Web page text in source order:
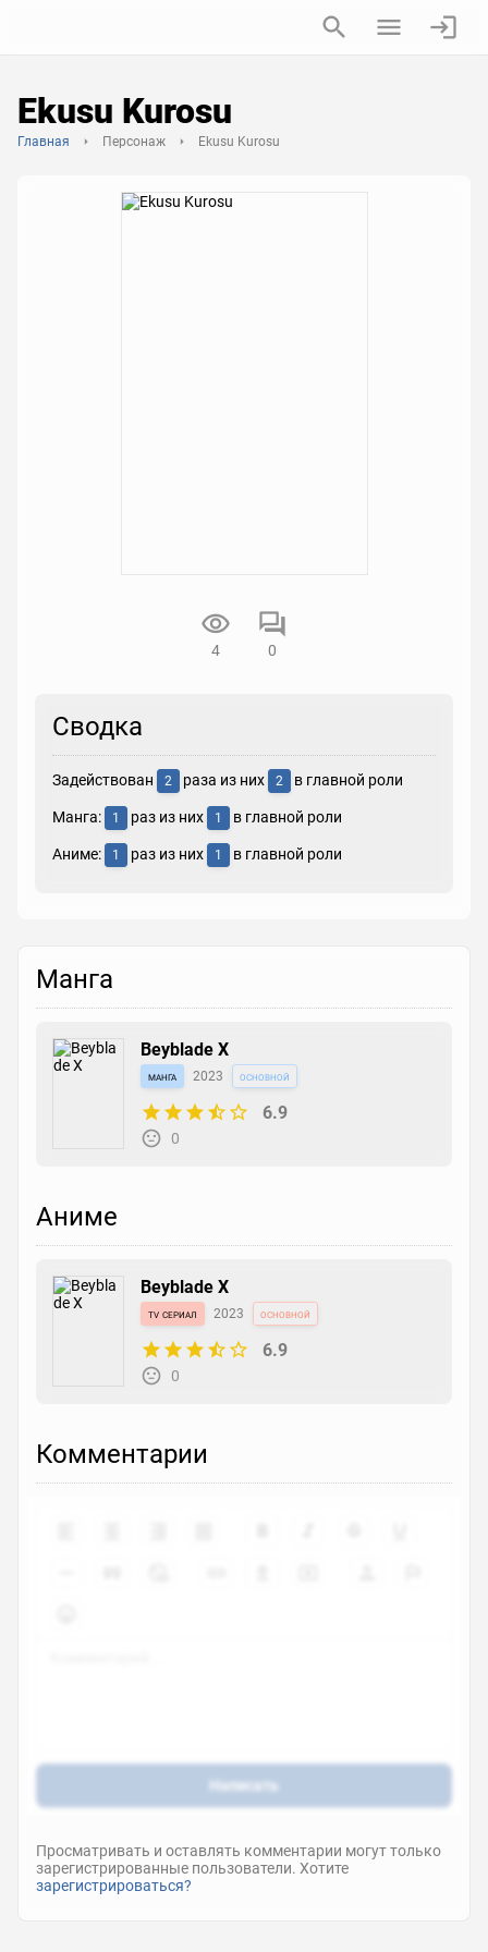
Ekusu Kurosu
Главная Персонаж Ekusu Kurosu
4 0
Сводка
Задействован 2 раза из них 2 в главной роли
Манга: 1 раз из них 1 в главной роли
Аниме: 1 раз из них 1 в главной роли
Манга
Beyblade X
манга 2023 основной
6.9
0
Аниме
Beyblade X
tv сериал 2023 основной
6.9
0
Комментарии
Написать
Просматривать и оставлять комментарии могут только
зарегистрированные пользователи. Хотите
зарегистрироваться?